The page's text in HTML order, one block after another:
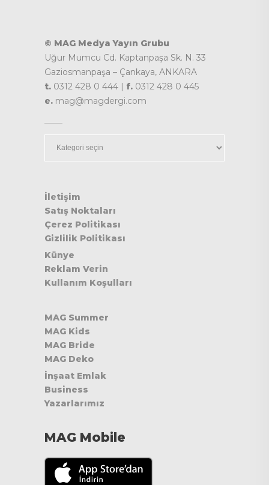
© MAG Medya Yayın Grubu
Uğur Mumcu Cd. Kaptanpaşa Sk. N. 33
Gaziosmanpaşa – Çankaya, ANKARA
t. 0312 428 0 444 | f. 0312 428 0 445
e. mag@magdergi.com
İletişim
Satış Noktaları
Çerez Politikası
Gizlilik Politikası
Künye
Reklam Verin
Kullanım Koşulları
MAG Summer
MAG Kids
MAG Bride
MAG Deko
İnşaat Emlak
Business
Yazarlarımız
MAG Mobile